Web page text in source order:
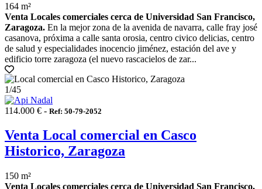
164 m²
Venta Locales comerciales cerca de Universidad San Francisco,
Zaragoza. En la mejor zona de la avenida de navarra, calle fray josé
casanova, próxima a calle santa orosia, centro civico delicias, centro
de salud y especialidades inocencio jiménez, estación del ave y
edificio torre zaragoza (el nuevo rascacielos de zar...
1/45
114.000 € - Ref: 50-79-2052
Venta Local comercial en Casco
Historico, Zaragoza
150 m²
Venta Locales comerciales cerca de Universidad San Francisco,